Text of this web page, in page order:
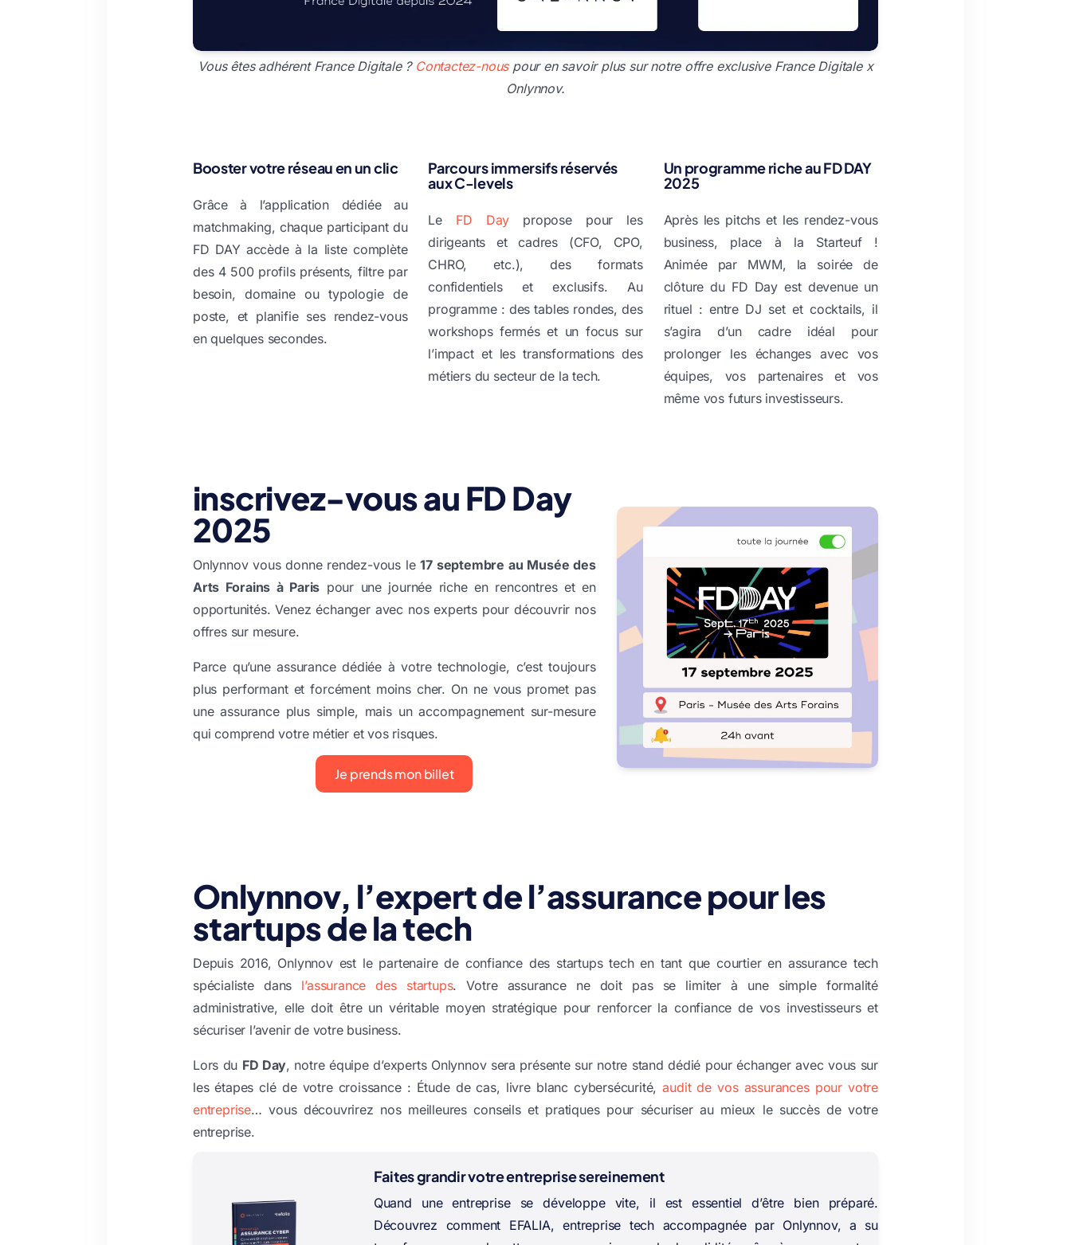
Vous êtes adhérent France Digitale ? Contactez-nouspour en savoir plus sur notre offre exclusive France Digitale x
Onlynnov.
Booster votre réseau en un clic
Grâce à l’application dédiée au
matchmaking, chaque participant du
FD DAY accède à la liste complète
des 4 500 profils présents, filtre par
besoin, domaine ou typologie de
poste, et planifie ses rendez-vous
en quelques secondes.
Parcours immersifs réservés
aux C-levels
Le FD Day propose pour les
dirigeants et cadres (CFO, CPO,
CHRO, etc.), des formats
confidentiels et exclusifs. Au
programme : des tables rondes, des
workshops fermés et un focus sur
l’impact et les transformations des
métiers du secteur de la tech.
Un programme riche au FD DAY
2025
Après les pitchs et les rendez-vous
business, place à la Starteuf !
Animée par MWM, la soirée de
clôture du FD Day est devenue un
rituel : entre DJ set et cocktails, il
s’agira d’un cadre idéal pour
prolonger les échanges avec vos
équipes, vos partenaires et vos
même vos futurs investisseurs.
inscrivez-vous au FD Day
2025
Onlynnov vous donne rendez-vous le17 septembre au Musée des
Arts Forains à Paris pour une journée riche en rencontres et en
opportunités. Venez échanger avec nos experts pour découvrir nos
offres sur mesure.
Parce qu’une assurance dédiée à votre technologie, c’est toujours
plus performant et forcément moins cher. On ne vous promet pas
une assurance plus simple, mais un accompagnement sur-mesure
qui comprend votre métier et vos risques.
Je prends mon billet
Onlynnov, l’expert de l’assurance pour les
startups de la tech
Depuis 2016, Onlynnov est le partenaire de confiance des startups tech en tant que courtier en assurance tech
spécialiste dans l’assurance des startups. Votre assurance ne doit pas se limiter à une simple formalité
administrative, elle doit être un véritable moyen stratégique pour renforcer la confiance de vos investisseurs et
sécuriser l’avenir de votre business.
Lors du FD Day, notre équipe d’experts Onlynnov sera présente sur notre stand dédié pour échanger avec vous sur
les étapes clé de votre croissance : Étude de cas, livre blanc cybersécurité,audit de vos assurances pour votre
entreprise… vous découvrirez nos meilleures conseils et pratiques pour sécuriser au mieux le succès de votre
entreprise.
Faites grandir votre entreprise sereinement
Quand une entreprise se développe vite, il est essentiel d’être bien préparé.
Découvrez comment EFALIA, entreprise tech accompagnée par Onlynnov, a su